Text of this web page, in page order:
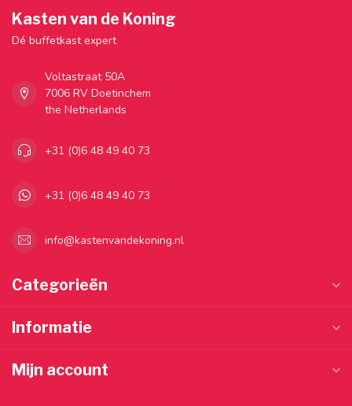
Kasten van de Koning
Dé buffetkast expert
Voltastraat 50A
7006 RV Doetinchem
the Netherlands
+31 (0)6 48 49 40 73
+31 (0)6 48 49 40 73
info@kastenvandekoning.nl
Categorieën
Informatie
Mijn account